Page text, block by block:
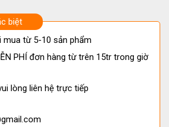
biệt
mua từ 5-10 sản phẩm
PHÍ đơn hàng từ trên 15tr trong giờ
lòng liên hệ trực tiếp